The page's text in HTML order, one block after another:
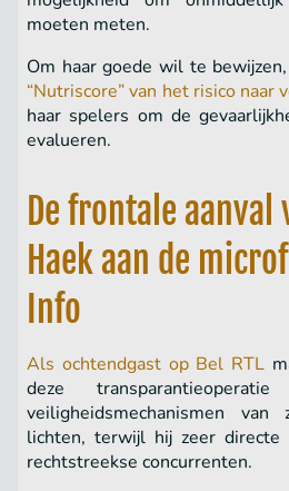
moeten meten.
Om haar goede wil te
“Nutriscore” van het risico naar
haar spelers om de
evalueren.
De frontale aanval
Haek aan de
Info
Als ochtendgast op Bel RTL
deze
veiligheidsmechanismen
lichten, terwijl hij zeer directe
rechtstreekse concurrenten.